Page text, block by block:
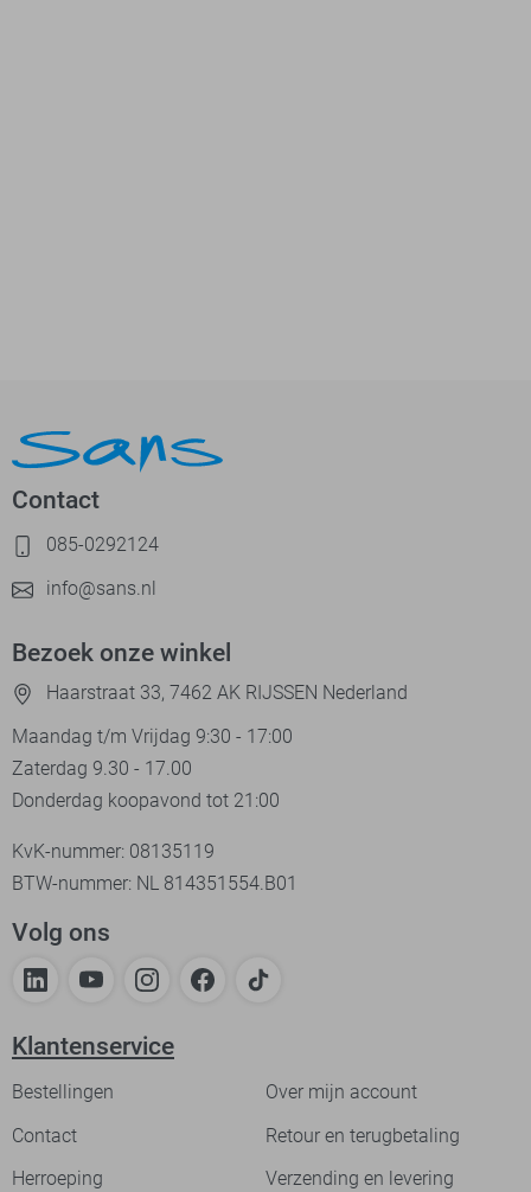
Contact
085-0292124
info@sans.nl
Bezoek onze winkel
Haarstraat 33, 7462 AK RIJSSEN Nederland
Maandag t/m Vrijdag 9:30 - 17:00
Zaterdag 9.30 - 17.00
Donderdag koopavond tot 21:00
KvK-nummer: 08135119
BTW-nummer: NL 814351554.B01
Volg ons
Klantenservice
Bestellingen
Over mijn account
Contact
Retour en terugbetaling
Herroeping
Verzending en levering